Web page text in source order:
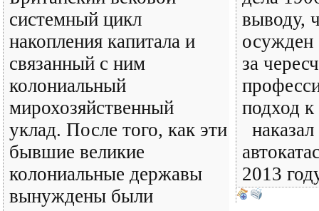
системный цикл
накопления капитала и
связанный с ним
колониальный
мирохозяйственный
уклад. После того, как эти
бывшие великие
колониальные державы
вынуждены были
выводу,
осужден
за
подход к
2013